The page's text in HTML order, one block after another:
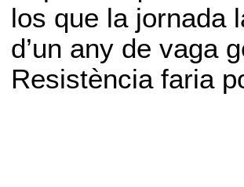
los que la jornada
d’un any de vaga
Resistència faria